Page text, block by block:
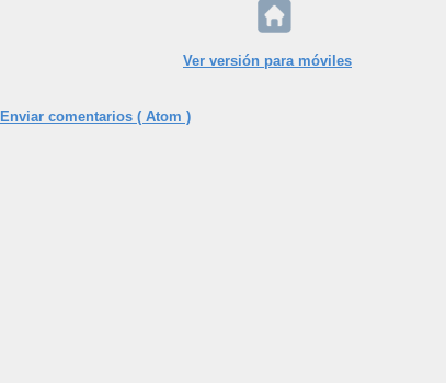
Ver versión para móviles
Enviar comentarios ( Atom )